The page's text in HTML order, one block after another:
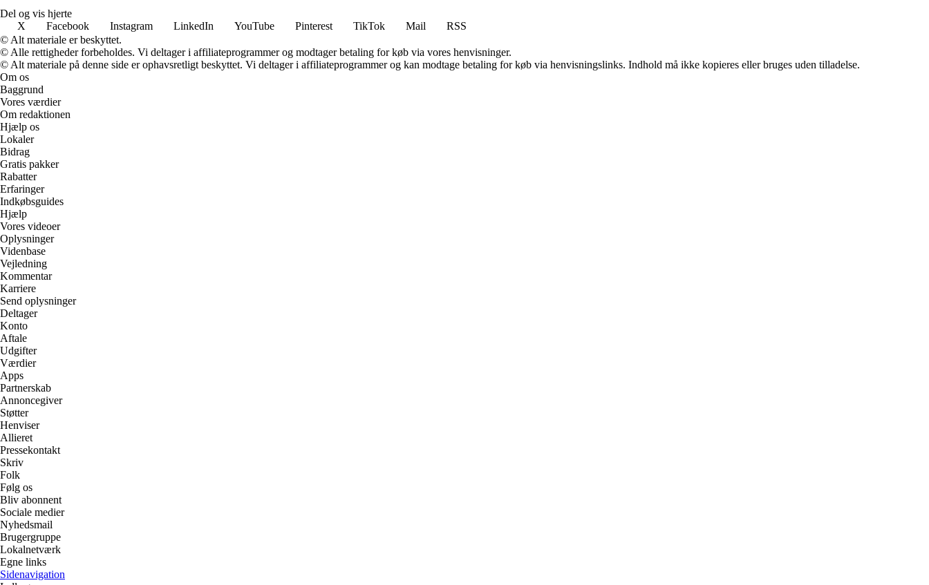
Del og vis hjerte
X
Facebook Instagram LinkedIn YouTube Pinterest TikTok Mail
RSS
© Alt materiale er beskyttet.
© Alle rettigheder forbeholdes. Vi deltager i affiliateprogrammer og modtager betaling for køb via vores henvisninger.
© Alt materiale på denne side er ophavsretligt beskyttet. Vi deltager i affiliateprogrammer og kan modtage betaling for køb via henvisningslinks. Indhold må ikke kopieres eller bruges uden tilladelse.
Om os
Baggrund
Vores værdier
Om redaktionen
Hjælp os
Lokaler
Bidrag
Gratis pakker
Rabatter
Erfaringer
Indkøbsguides
Hjælp
Vores videoer
Oplysninger
Videnbase
Vejledning
Kommentar
Karriere
Send oplysninger
Deltager
Konto
Aftale
Udgifter
Værdier
Apps
Partnerskab
Annoncegiver
Støtter
Henviser
Allieret
Pressekontakt
Skriv
Folk
Følg os
Bliv abonnent
Sociale medier
Nyhedsmail
Brugergruppe
Lokalnetværk
Egne links
Sidenavigation